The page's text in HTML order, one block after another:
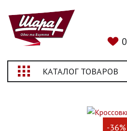
0
КАТАЛОГ ТОВАРОВ
-36%